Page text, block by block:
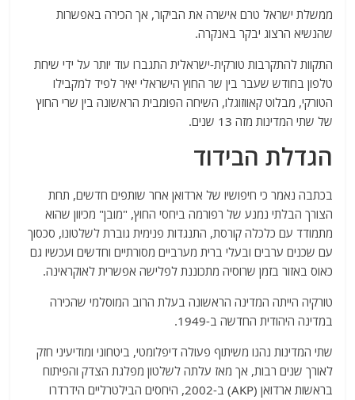
ממשלת ישראל טרם אישרה את הביקור, אך הכירה באפשרות
שהנשיא הרצוג יבקר באנקרה.
התקוות להתקרבות טורקית-ישראלית התגברו עוד יותר על ידי שיחת
טלפון בחודש שעבר בין שר החוץ הישראלי יאיר לפיד למקבילו
הטורקי, מבלוט קאווזוגלו, השיחה הפומבית הראשונה בין שרי החוץ
של שתי המדינות מזה 13 שנים.
הגדלת הבידוד
בכתבה נאמר כי חיפושיו של ארדואן אחר שותפים חדשים, תחת
הצורך הבלתי נמנע של רפורמה ביחסי החוץ, "מובן" מכיוון שהוא
מתמודד עם כלכלה קורסת, התנגדות פנימית גוברת לשלטונו, סכסוך
עם שכנים ערבים ובעלי ברית מערביים מסורתיים וחדשים ועכשיו גם
כאוס באזור בזמן שרוסיה מתכוננת לפלישה אפשרית לאוקראינה.
טורקיה הייתה המדינה הראשונה בעלת הרוב המוסלמי שהכירה
במדינה היהודית החדשה ב-1949.
שתי המדינות נהנו משיתוף פעולה דיפלומטי, ביטחוני ומודיעיני חזק
לאורך שנים רבות, אך מאז עלתה לשלטון מפלגת הצדק והפיתוח
בראשות ארדואן (AKP) ב-2002, היחסים הבילטרליים הידרדרו